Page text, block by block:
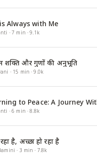
Always with Me
·7 min ·9.1k
शक्ति और गुणों की अनुभूति
· 15 min ·9.0k
to Peace: A Journey
·6 min ·8.8k
है, अच्छा हो रहा है
· 3 min · 7.8k